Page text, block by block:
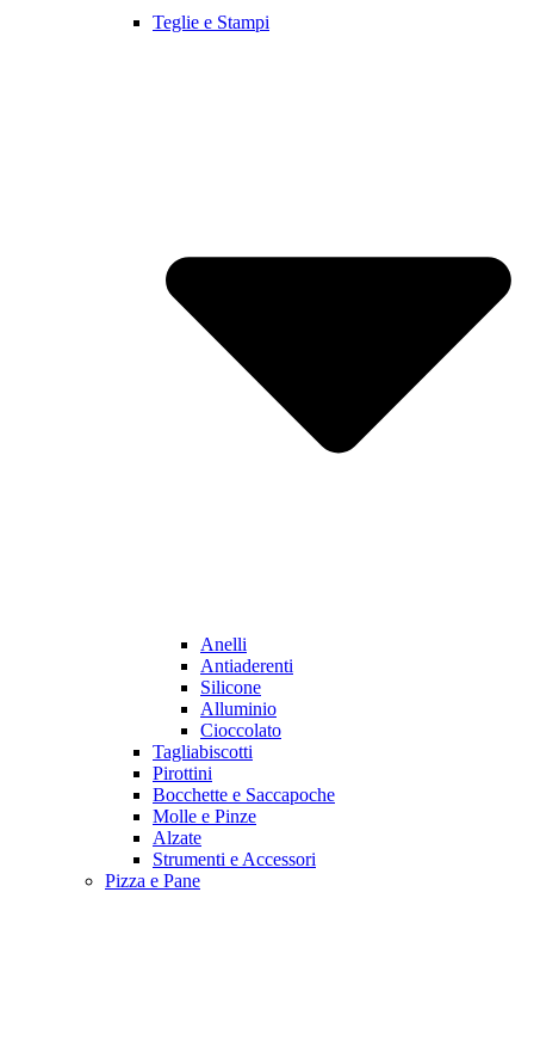
Teglie e Stampi
Anelli
Antiaderenti
Silicone
Alluminio
Cioccolato
Tagliabiscotti
Pirottini
Bocchette e Saccapoche
Molle e Pinze
Alzate
Strumenti e Accessori
Pizza e Pane